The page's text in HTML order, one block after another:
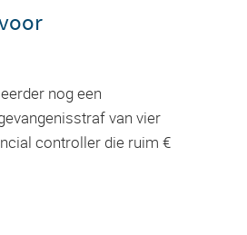
nog een
van vier
controller die ruim €